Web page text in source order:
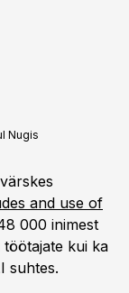
Nugis
and use of
000 inimest
töötajate kui ka
suhtes.